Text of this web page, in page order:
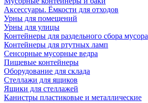
Аксессуары. Ёмкости для отходов
Урны для помещений
Урны для улицы
Контейнеры для раздельного сбора мусора
Контейнеры для ртутных ламп
Сенсорные мусорные ведра
Пищевые контейнеры
Оборудование для склада
Стеллажи для ящиков
Ящики для стеллажей
Канистры пластиковые и металлические